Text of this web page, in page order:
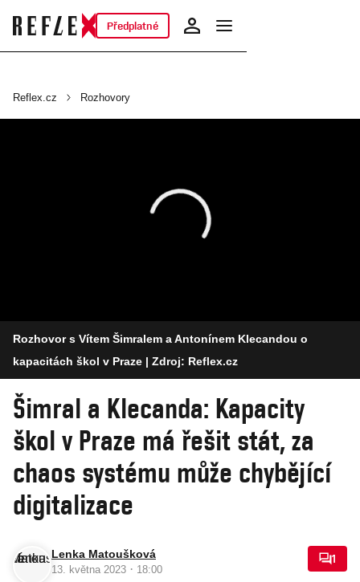
Předplatné
Reflex.cz Rozhovory
Rozhovor s Vítem Šimralem a Antonínem Klecandou o
kapacitách škol v Praze | Zdroj: Reflex.cz
Šimral a Klecanda: Kapacity
škol v Praze má řešit stát, za
chaos systému může chybějící
digitalizace
Lenka Matoušková
13. května 2023 · 18:00
1